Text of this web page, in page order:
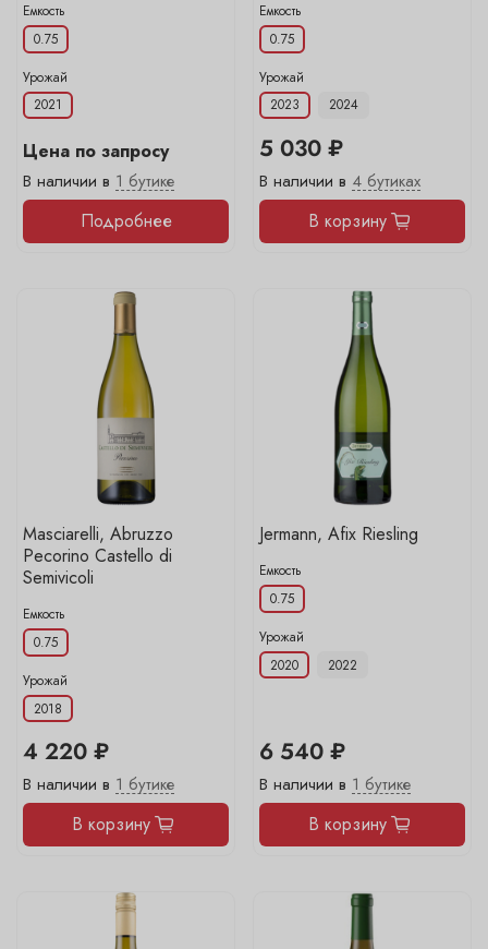
Емкость
0.75
Урожай
2021
Цена по запросу
В наличии в 1 бутике
Подробнее
Емкость
0.75
Урожай
2023
2024
5 030 ₽
В наличии в 4 бутиках
В корзину
Masciarelli, Abruzzo
Pecorino Castello di
Semivicoli
Емкость
0.75
Урожай
2018
4 220 ₽
В наличии в 1 бутике
В корзину
Jermann, Afix Riesling
Емкость
0.75
Урожай
2020
2022
6 540 ₽
В наличии в 1 бутике
В корзину